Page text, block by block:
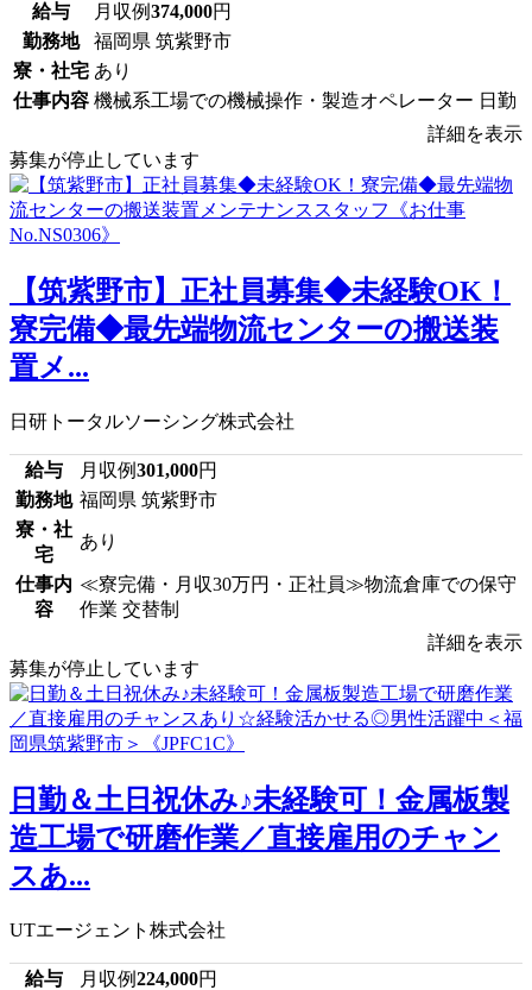
給与 月収例374,000円
勤務地
福岡県 筑紫野市
寮・社宅 あり
仕事内容 機械系工場での機械操作・製造オペレーター 日勤
詳細を表示
募集が停止しています
【筑紫野市】正社員募集◆未経験OK！
寮完備◆最先端物流センターの搬送装
置メ...
日研トータルソーシング株式会社
給与 月収例301,000円
勤務地 福岡県 筑紫野市
寮・社
宅
あり
仕事内
容
≪寮完備・月収30万円・正社員≫物流倉庫での保守
作業 交替制
詳細を表示
募集が停止しています
日勤＆土日祝休み♪未経験可！金属板製
造工場で研磨作業／直接雇用のチャン
スあ...
UTエージェント株式会社
給与 月収例224,000円